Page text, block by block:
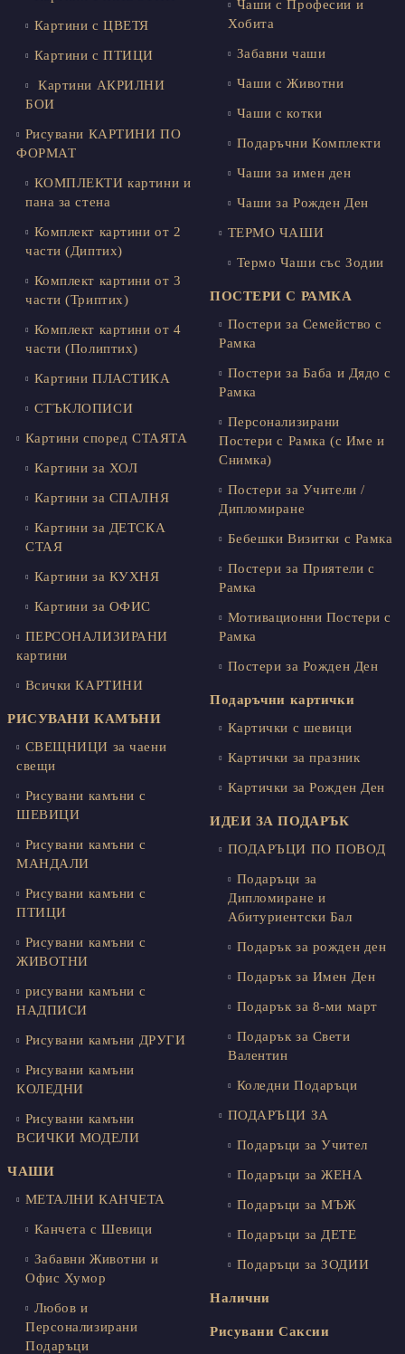
Картини с ЦВЕТЯ
Картини с ПТИЦИ
Картини АКРИЛНИ
БОИ
Рисувани КАРТИНИ ПО
ФОРМАТ
КОМПЛЕКТИ картини и
пана за стена
Комплект картини от 2
части (Диптих)
Комплект картини от 3
части (Триптих)
Комплект картини от 4
части (Полиптих)
Картини ПЛАСТИКА
СТЪКЛОПИСИ
Картини според СТАЯТА
Картини за ХОЛ
Картини за СПАЛНЯ
Картини за ДЕТСКА
СТАЯ
Картини за КУХНЯ
Картини за ОФИС
ПЕРСОНАЛИЗИРАНИ
картини
Всички КАРТИНИ
РИСУВАНИ КАМЪНИ
СВЕЩНИЦИ за чаени
свещи
Рисувани камъни с
ШЕВИЦИ
Рисувани камъни с
МАНДАЛИ
Рисувани камъни с
ПТИЦИ
Рисувани камъни с
ЖИВОТНИ
рисувани камъни с
НАДПИСИ
Рисувани камъни ДРУГИ
Рисувани камъни
КОЛЕДНИ
Рисувани камъни
ВСИЧКИ МОДЕЛИ
ЧАШИ
МЕТАЛНИ КАНЧЕТА
Канчета с Шевици
Забавни Животни и
Офис Хумор
Любов и
Персонализирани
Подаръци
Чаши с Професии и
Хобита
Забавни чаши
Чаши с Животни
Чаши с котки
Подаръчни Комплекти
Чаши за имен ден
Чаши за Рожден Ден
ТЕРМО ЧАШИ
Термо Чаши със Зодии
ПОСТЕРИ С РАМКА
Постери за Семейство с
Рамка
Постери за Баба и Дядо с
Рамка
Персонализирани
Постери с Рамка (с Име и
Снимка)
Постери за Учители /
Дипломиране
Бебешки Визитки с Рамка
Постери за Приятели с
Рамка
Мотивационни Постери с
Рамка
Постери за Рожден Ден
Подаръчни картички
Картички с шевици
Картички за празник
Картички за Рожден Ден
ИДЕИ ЗА ПОДАРЪК
ПОДАРЪЦИ ПО ПОВОД
Подаръци за
Дипломиране и
Абитуриентски Бал
Подарък за рожден ден
Подарък за Имен Ден
Подарък за 8-ми март
Подарък за Свети
Валентин
Коледни Подаръци
ПОДАРЪЦИ ЗА
Подаръци за Учител
Подаръци за ЖЕНА
Подаръци за МЪЖ
Подаръци за ДЕТЕ
Подаръци за ЗОДИИ
Налични
Рисувани Саксии